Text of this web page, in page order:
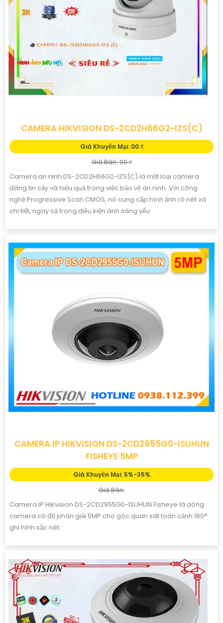
CAMERA HIKVISION DS-2CD2H66G2-IZS(C)
Giá Khuyến Mại: 00 ₫
Giá Bán: 00 ₫
Camera an ninh DS-2CD2H66G2-IZS(C) là một loại camera
đáng tin cậy và hiệu quả trong việc bảo vệ an ninh. Với công
nghệ Progressive Scan CMOS, nó cung cấp hình ảnh rõ nét và
chi tiết, ngay cả trong điều kiện ánh sáng yếu
CAMERA IP HIKVISION DS-2CD2955G0-ISUHUN
FISHEYE 5MP
Giá Khuyến Mại: 5%-35%
Giá Bán:
Camera IP Hikvision DS-2CD2955G0-ISUHUN Fisheye là dòng
camera có độ phân giải 5MP cho góc quan sát toàn cảnh 180°
ghi hình sắc nét